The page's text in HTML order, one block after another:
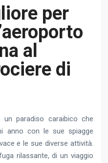
per
al
di
un paradiso caraibico che
anno con le sue spiagge
e le sue diverse attività.
rilassante, di un viaggio